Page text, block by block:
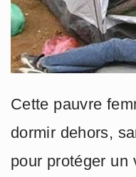
Cette pauvre
dormir dehors,
pour protéger un